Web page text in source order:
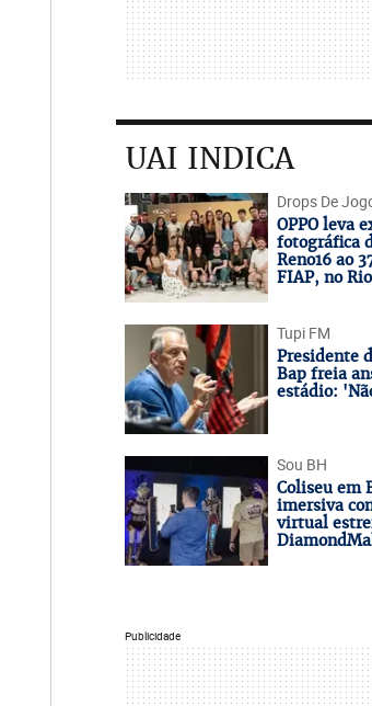
UAI INDICA
Drops De
OPPO leva
fotográfica
Reno16 ao
FIAP, no
Tupi FM
Presidente
Bap freia
estádio:
Sou BH
Coliseu em
imersiva
virtual
Publicidade